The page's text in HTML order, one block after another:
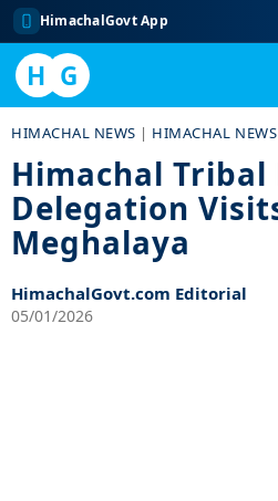
HimachalGovt App
H G
content
HIMACHAL NEWS | HIMACHAL
Himachal
Delegation
Meghalaya
HimachalGovt.com Editorial
05/01/2026